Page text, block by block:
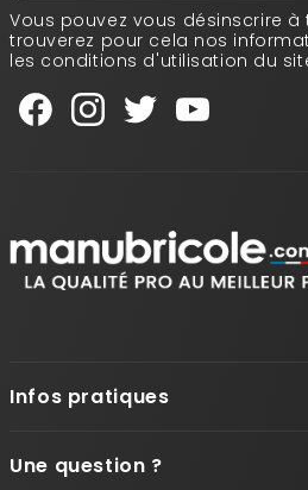
Vous pouvez vous désinscrire
trouverez pour cela nos
les conditions d'utilisation du
Infos pratiques
Une question ?